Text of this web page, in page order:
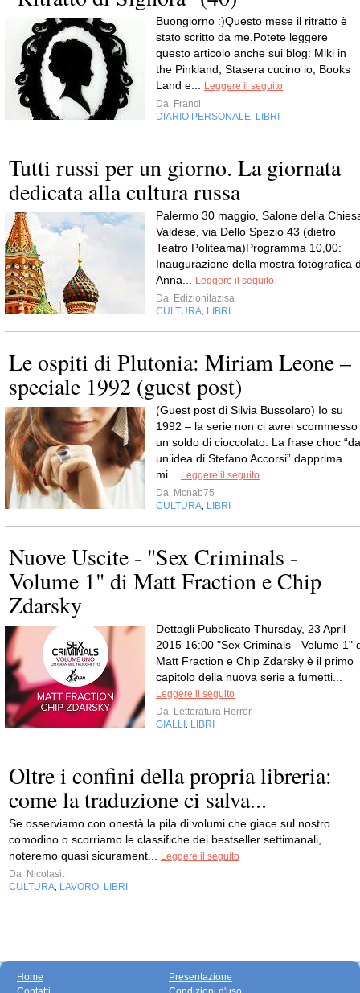
Buongiorno :)Questo mese il ritratto è
stato scritto da me.Potete leggere
questo articolo anche sui blog: Miki in
the Pinkland, Stasera cucino io, Books
Land e...
Leggere il seguito
Da Franci
DIARIO PERSONALE LIBRI
Tutti russi per un giorno. La giornata
dedicata alla cultura russa
Palermo 30 maggio, Salone della
Valdese, via Dello Spezio 43 (dietro
Teatro Politeama)Programma 10,00:
Inaugurazione della mostra fotografica
Anna...
Leggere il seguito
Da Edizionilazisa
CULTURA LIBRI
Le ospiti di Plutonia: Miriam Leone –
speciale 1992 (guest post)
(Guest post di Silvia Bussolaro) Io su
1992 – la serie non ci avrei scommesso
un soldo di cioccolato. La frase choc “da
un’idea di Stefano Accorsi” dapprima
mi...
Leggere il seguito
Da Mcnab75
CULTURA LIBRI
Nuove Uscite - "Sex Criminals -
Volume 1" di Matt Fraction e Chip
Zdarsky
Dettagli Pubblicato Thursday, 23 April
2015 16:00 "Sex Criminals - Volume 1"
Matt Fraction e Chip Zdarsky è il primo
capitolo della nuova serie a fumetti...
Leggere il seguito
Da Letteratura Horror
GIALLI
LIBRI
Oltre i confini della propria libreria:
come la traduzione ci salva...
Se osserviamo con onestà la pila di volumi che giace sul nostro
comodino o scorriamo le classifiche dei bestseller settimanali,
noteremo quasi sicurament...
Leggere il seguito
Da Nicolasit
CULTURA LAVORO LIBRI
Home
Presentazione